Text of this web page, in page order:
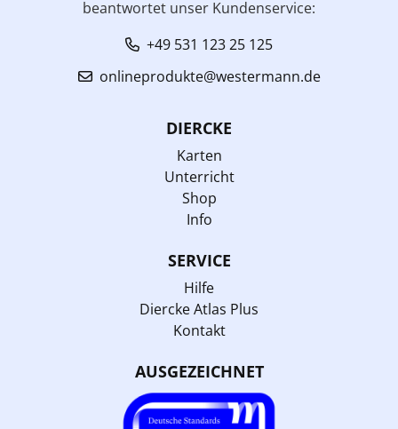
beantwortet unser Kundenservice:
+49 531 123 25 125
onlineprodukte@westermann.de
DIERCKE
Karten
Unterricht
Shop
Info
SERVICE
Hilfe
Diercke Atlas Plus
Kontakt
AUSGEZEICHNET